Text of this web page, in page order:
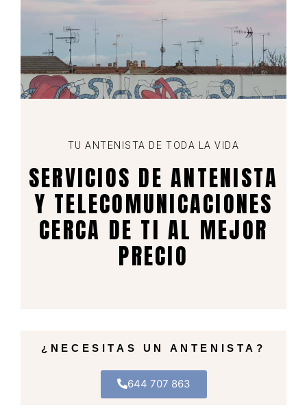
TU ANTENISTA DE TODA LA VIDA
SERVICIOS DE ANTENISTA
Y TELECOMUNICACIONES
CERCA DE TI AL MEJOR
PRECIO
¿NECESITAS UN ANTENISTA?
644 707 863